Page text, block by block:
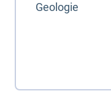
Geologie